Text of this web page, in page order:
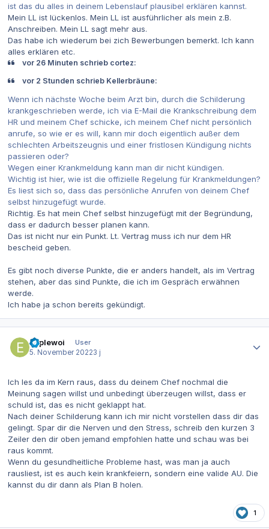
ist das du alles in deinem Lebenslauf plausibel erklären kannst.
Mein LL ist lückenlos. Mein LL ist ausführlicher als mein z.B.
Anschreiben. Mein LL sagt mehr aus.
Das habe ich wiederum bei zich Bewerbungen bemerkt. Ich kann
alles erklären etc.
vor 26 Minuten schrieb cortez:
vor 2 Stunden schrieb Kellerbräune:
Wenn ich nächste Woche beim Arzt bin, durch die Schilderung
krankgeschrieben werde, ich via E-Mail die Krankschreibung dem
HR und meinem Chef schicke, ich meinem Chef nicht persönlich
anrufe, so wie er es will, kann mir doch eigentlich außer dem
schlechten Arbeitszeugnis und einer fristlosen Kündigung nichts
passieren oder?
Wegen einer Krankmeldung kann man dir nicht kündigen.
Wichtig ist hier, wie ist die offizielle Regelung für Krankmeldungen?
Es liest sich so, dass das persönliche Anrufen von deinem Chef
selbst hinzugefügt wurde.
Richtig. Es hat mein Chef selbst hinzugefügt mit der Begründung,
dass er dadurch besser planen kann.
Das ist nicht nur ein Punkt. Lt. Vertrag muss ich nur dem HR
bescheid geben.
Es gibt noch diverse Punkte, die er anders handelt, als im Vertrag
stehen, aber das sind Punkte, die ich im Gespräch erwähnen
werde.
Ich habe ja schon bereits gekündigt.
epplewoi
User
5. November 20223 j
Ich les da im Kern raus, dass du deinem Chef nochmal die
Meinung sagen willst und unbedingt überzeugen willst, dass er
schuld ist, das es nicht geklappt hat.
Nach deiner Schilderung kann ich mir nicht vorstellen dass dir das
gelingt. Spar dir die Nerven und den Stress, schreib den kurzen 3
Zeiler den dir oben jemand empfohlen hatte und schau was bei
raus kommt.
Wenn du gesundheitliche Probleme hast, was man ja auch
rausliest, ist es auch kein krankfeiern, sondern eine valide AU. Die
kannst du dir dann als Plan B holen.
1